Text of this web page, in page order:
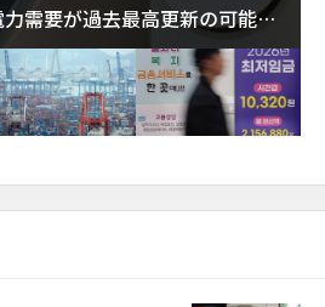
需要が過去最高更新の可能性
検